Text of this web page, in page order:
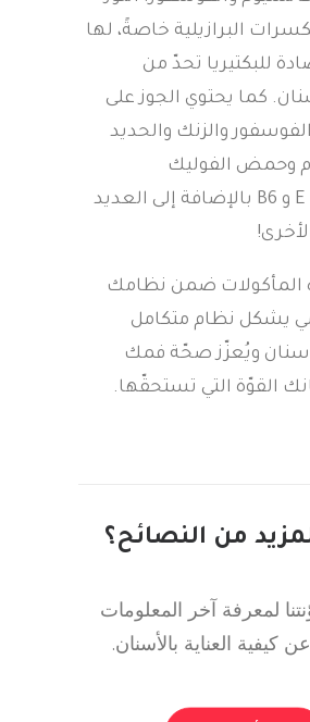
البرازيلية خاصةً، لها
للبكتيريا تحدّ من
كما يحتوي الجوز على
والزنك والحديد
وحمض الفوليك
والفيتامينات E و B6 بالإضافة إلى العديد
المأكولات ضمن نظامك
يشكل نظام متكامل
ويُعزّز صحّة فمك
القوّة التي تستحقّها.
من النصائح؟
لمعرفة آخر المعلومات
كيفية العناية بالأسنان.